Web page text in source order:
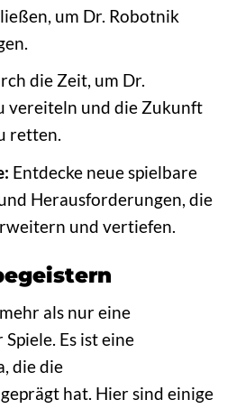
um Dr. Robotnik
die Zeit, um Dr.
vereiteln und die Zukunft
retten.
Entdecke neue spielbare
Herausforderungen, die
und vertiefen.
als nur eine
Es ist eine
die die
hat. Hier sind einige